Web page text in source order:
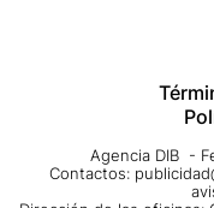
Agencia DIB -
Contactos: